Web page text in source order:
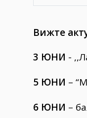
Вижте
3 ЮНИ -
5 ЮНИ –
6 ЮНИ –